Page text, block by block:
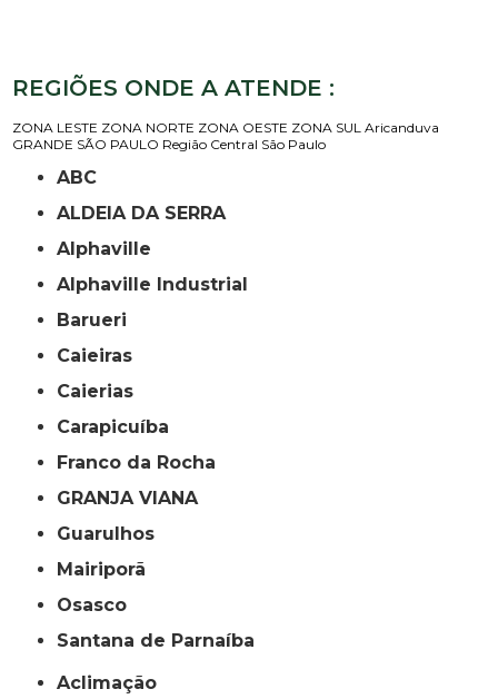
REGIÕES ONDE A ATENDE :
ZONA LESTE ZONA NORTE ZONA OESTE ZONA SUL Aricanduva
GRANDE SÃO PAULO Região Central São Paulo
ABC
ALDEIA DA SERRA
Alphaville
Alphaville Industrial
Barueri
Caieiras
Caierias
Carapicuíba
Franco da Rocha
GRANJA VIANA
Guarulhos
Mairiporã
Osasco
Santana de Parnaíba
Aclimação